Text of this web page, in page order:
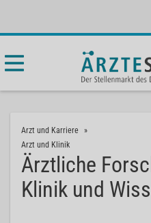
Arzt und Karriere
Arzt und Klinik
Ärztliche
Klinik und